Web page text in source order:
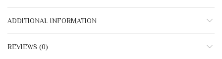
ADDITIONAL INFORMATION
REVIEWS (0)